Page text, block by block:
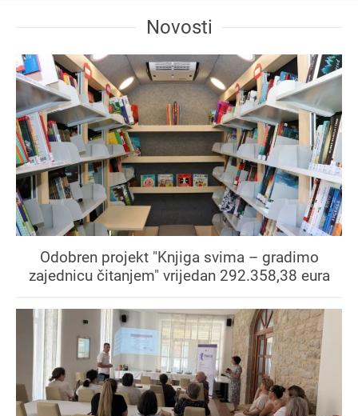
Novosti
Odobren projekt "Knjiga svima – gradimo
zajednicu čitanjem" vrijedan 292.358,38 eura